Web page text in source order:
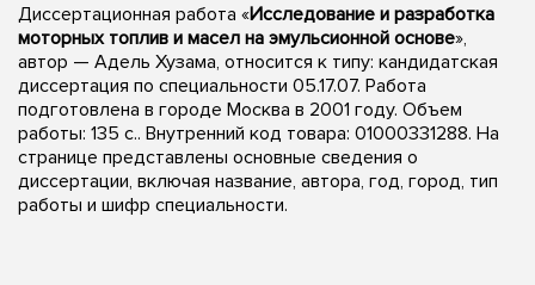
Диссертационная работа «Исследование и разработка
моторных топлив и масел на эмульсионной основе»,
автор — Адель Хузама, относится к типу: кандидатская
диссертация по специальности 05.17.07. Работа
подготовлена в городе Москва в 2001 году. Объем
работы: 135 с.. Внутренний код товара: 01000331288. На
странице представлены основные сведения о
диссертации, включая название, автора, год, город, тип
работы и шифр специальности.